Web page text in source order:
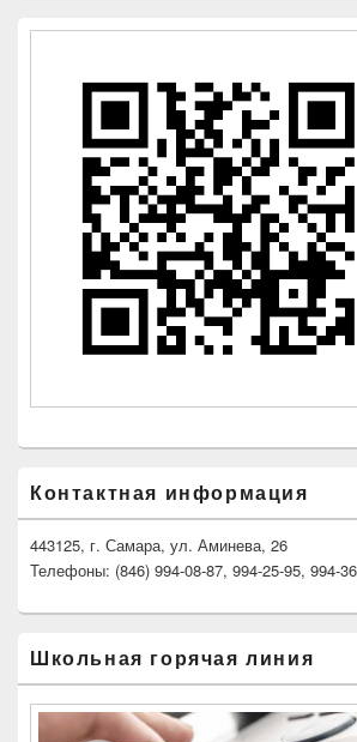
Контактная информация
443125, г. Самара, ул. Аминева, 26
Телефоны: (846) 994-08-87, 994-25-95, 994-
Школьная горячая линия